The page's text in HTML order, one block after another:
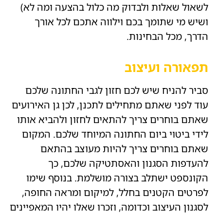
לשאול שאלות ולבדוק מה כלול בהצעה ומה לא)
ושיש מי שתומך בכם וילווה אתכם לכל אורך
הדרך, מכל הבחינות.
תפאורה ועיצוב
סביר להניח שיש לכם חזון לגבי החתונה שלכם
עוד לפני שאתם מתחילים לתכנן, לכן גן האירועים
שאתם בוחרים צריך להתאים לחזון ולהביא אותו
לידי ביטוי ביום החתונה המיוחד שלכם. המקום
שאתם בוחרים צריך להיות מעוצב בהתאם
להעדפות הסגנון והאסתטיקה שלכם, כך
הקונספט ישתלב בצורה מושלמת. בנוסף שימו
לפרטים הקטנים בחלל, למיקום ומראה החופה,
לסגנון העיצוב וכדומה, וזכרו שאלו יהיו המאפיינים